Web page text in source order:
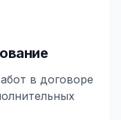
в договоре